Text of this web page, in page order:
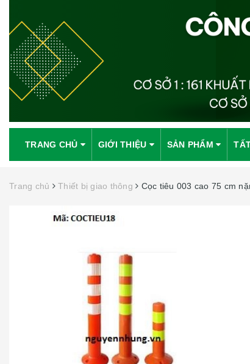
TRANG CHỦ GIỚI THIỆU SẢN PHẨM
Trang chủ Thiết bị giao thông Cọc tiêu 003 cao 75 cm